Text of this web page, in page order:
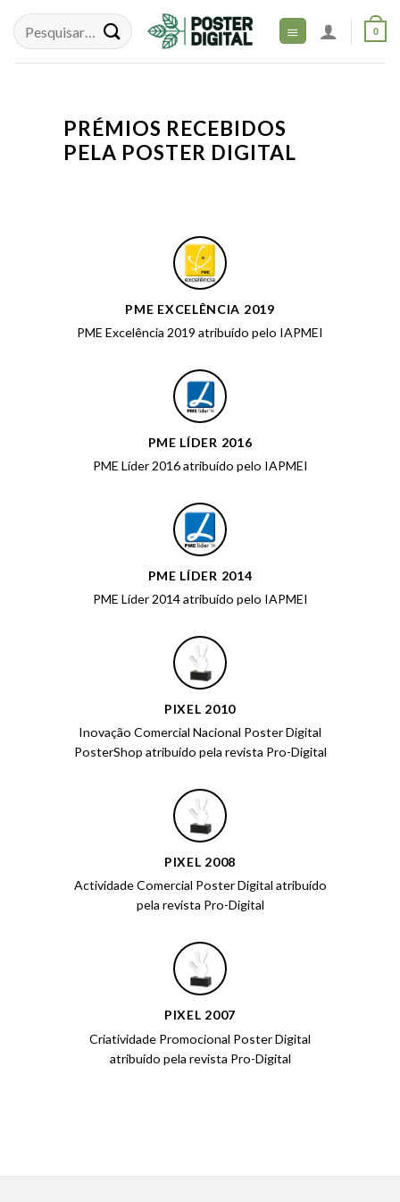
content
0
PRÉMIOS RECEBIDOS
PELA POSTER DIGITAL
PME EXCELÊNCIA 2019
PME Excelência 2019 atribuído pelo IAPMEI
PME LÍDER 2016
PME Líder 2016 atribuído pelo IAPMEI
PME LÍDER 2014
PME Líder 2014 atribuído pelo IAPMEI
PIXEL 2010
Inovação Comercial Nacional Poster Digital
PosterShop atribuído pela revista Pro-Digital
PIXEL 2008
Actividade Comercial Poster Digital atribuído
pela revista Pro-Digital
PIXEL 2007
Criatividade Promocional Poster Digital
atribuído pela revista Pro-Digital